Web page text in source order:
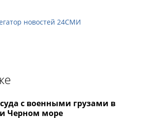
новостей 24СМИ
с военными грузами в
Черном море